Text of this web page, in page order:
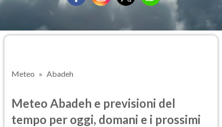
Meteo Abadeh
Meteo Abadeh e previsioni del
tempo per oggi, domani e i prossimi